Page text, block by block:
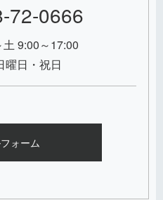
72-0666
9:00～17:00
曜日・祝日
ォーム